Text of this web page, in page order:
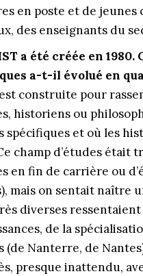
en poste et de jeunes
des enseignants du
a été créée en
a-t-il évolué en
construite pour
historiens ou
spécifiques et où les
champ d’études
en fin de carrière ou
mais on sentait naître
diverses
de la
(de Nanterre, de
presque inattendu,